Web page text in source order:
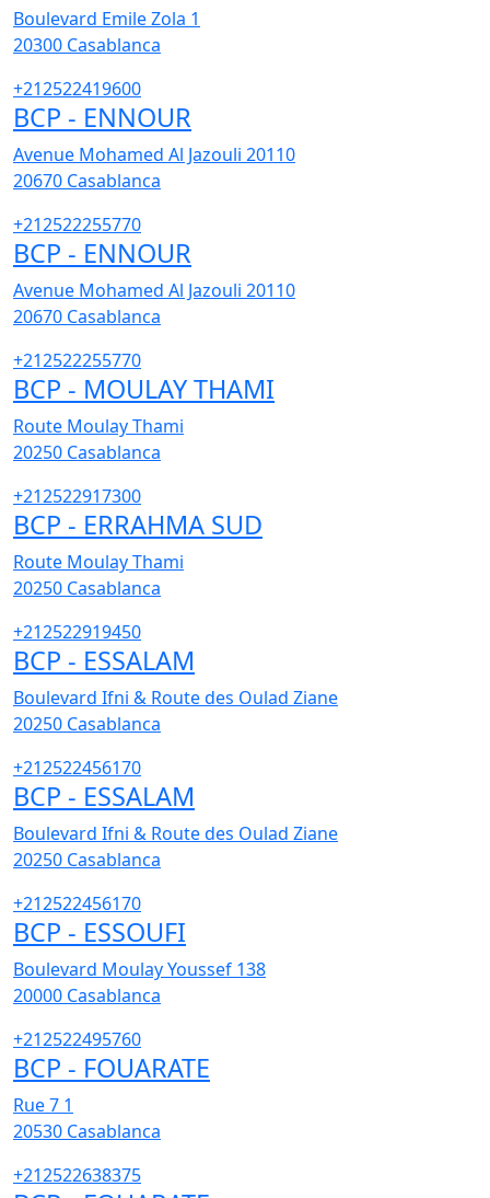
Boulevard Emile Zola 1
20300 Casablanca
+212522419600
BCP - ENNOUR
Avenue Mohamed Al Jazouli 20110
20670 Casablanca
+212522255770
BCP - ENNOUR
Avenue Mohamed Al Jazouli 20110
20670 Casablanca
+212522255770
BCP - MOULAY THAMI
Route Moulay Thami
20250 Casablanca
+212522917300
BCP - ERRAHMA SUD
Route Moulay Thami
20250 Casablanca
+212522919450
BCP - ESSALAM
Boulevard Ifni & Route des Oulad Ziane
20250 Casablanca
+212522456170
BCP - ESSALAM
Boulevard Ifni & Route des Oulad Ziane
20250 Casablanca
+212522456170
BCP - ESSOUFI
Boulevard Moulay Youssef 138
20000 Casablanca
+212522495760
BCP - FOUARATE
Rue 7 1
20530 Casablanca
+212522638375